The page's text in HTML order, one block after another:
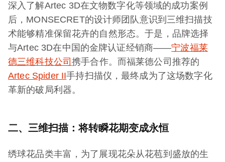
深入了解Artec 3D在文物数字化等领域的成功案例
后，MONSECRET的设计师团队意识到三维扫描技
术能够精准保留花卉的自然形态。于是，品牌选择
与Artec 3D在中国的金牌认证经销商——宁波福莱
德三维科技公司携手合作。而福莱德公司推荐的
Artec Spider II手持扫描仪，最终成为了这场数字化
革新的破局利器。
二、三维扫描：将转瞬花期变成永恒
绣球花品类丰富，为了展现花朵从花苞到盛放的生